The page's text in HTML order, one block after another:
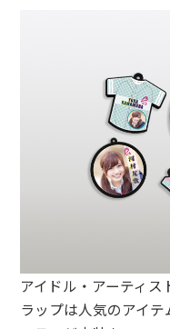
アイドル・アーティ
ラップは人気のアイテ